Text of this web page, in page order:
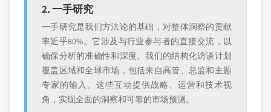
2. 一手研究
一手研究是我们方法论的基础，对整体洞察的贡献
率近乎80%。它涉及与行业参与者的直接交流，以
确保分析的准确性和深度。我们的结构化访谈计划
覆盖区域和全球市场，包括来自高管、总监和主题
专家的输入。这些互动提供战略、运营和技术视
角，实现全面的洞察和可靠的市场预测。